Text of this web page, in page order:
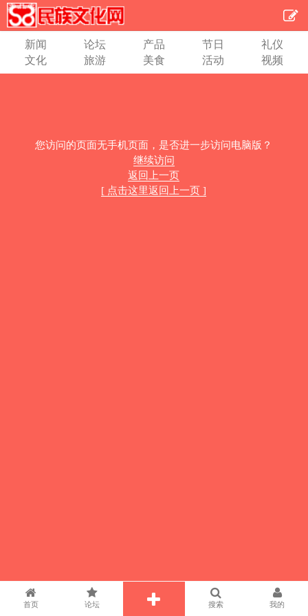
新闻 论坛 产品 节日
礼仪
文化
旅游 美食 活动 视频
您访问的页面无手机页面，是否进一步访问电脑版？
继续访问
返回上一页
[ 点击这里返回上一页 ]
首页 论坛 搜索 我的